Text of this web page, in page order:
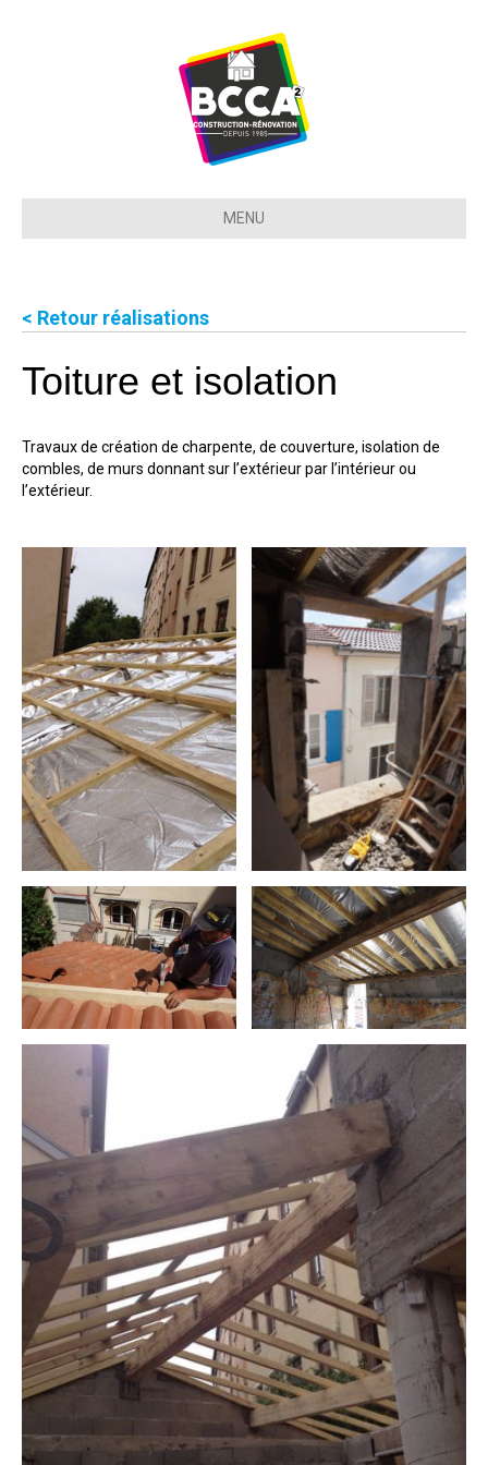
MENU
< Retour réalisations
Toiture et isolation
Travaux de création de charpente, de couverture, isolation de
combles, de murs donnant sur l’extérieur par l’intérieur ou
l’extérieur.